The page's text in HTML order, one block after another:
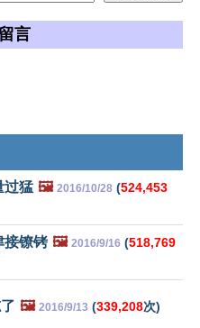
言
过猛 🖼️ 2016/10/28 (524,453
接镣铐 🖼️ 2016/9/16 (518,769
🖼️ 2016/9/13 (339,208次)